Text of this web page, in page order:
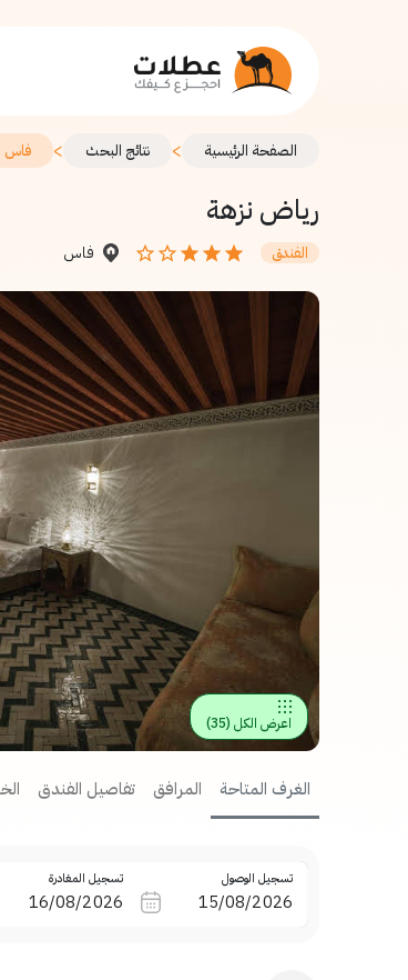
الصفحة الرئيسية > نتائج البحث > فاس
رياض نزهة
الفندق فاس
اعرض الكل (
35
)
الغرف المتاحة المرافق تفاصيل الفندق
تسجيل الوصول تسجيل المغادرة